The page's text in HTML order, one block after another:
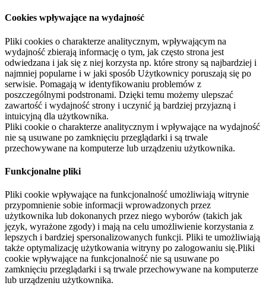
Cookies wpływające na wydajność
Pliki cookies o charakterze analitycznym, wpływającym na
wydajność zbierają informację o tym, jak często strona jest
odwiedzana i jak się z niej korzysta np. które strony są najbardziej i
najmniej popularne i w jaki sposób Użytkownicy poruszają się po
serwisie. Pomagają w identyfikowaniu problemów z
poszczególnymi podstronami. Dzięki temu możemy ulepszać
zawartość i wydajność strony i uczynić ją bardziej przyjazną i
intuicyjną dla użytkownika.
Pliki cookie o charakterze analitycznym i wpływające na wydajność
nie są usuwane po zamknięciu przeglądarki i są trwale
przechowywane na komputerze lub urządzeniu użytkownika.
Funkcjonalne pliki
Pliki cookie wpływające na funkcjonalność umożliwiają witrynie
przypomnienie sobie informacji wprowadzonych przez
użytkownika lub dokonanych przez niego wyborów (takich jak
język, wyrażone zgody) i mają na celu umożliwienie korzystania z
lepszych i bardziej spersonalizowanych funkcji. Pliki te umożliwiają
także optymalizację użytkowania witryny po zalogowaniu się.Pliki
cookie wpływające na funkcjonalność nie są usuwane po
zamknięciu przeglądarki i są trwale przechowywane na komputerze
lub urządzeniu użytkownika.